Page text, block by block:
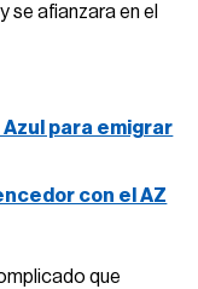
se afianzara en el
Azul para emigrar
con el AZ
que